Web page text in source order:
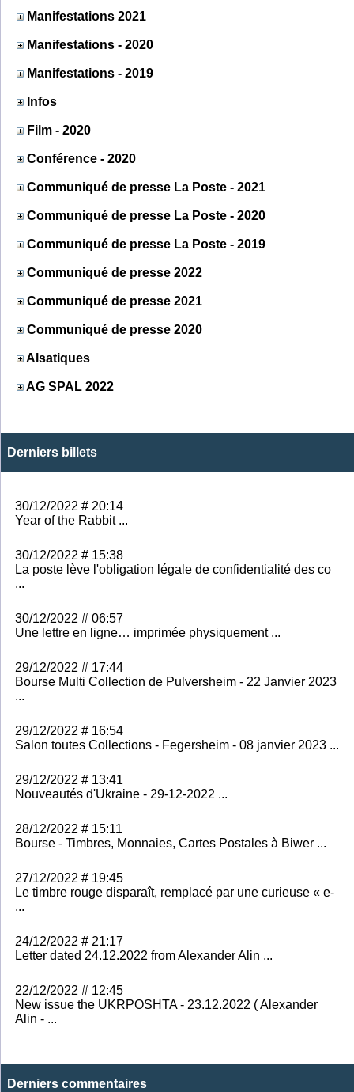
Manifestations 2021
Manifestations - 2020
Manifestations - 2019
Infos
Film - 2020
Conférence - 2020
Communiqué de presse La Poste - 2021
Communiqué de presse La Poste - 2020
Communiqué de presse La Poste - 2019
Communiqué de presse 2022
Communiqué de presse 2021
Communiqué de presse 2020
Alsatiques
AG SPAL 2022
Derniers billets
30/12/2022 # 20:14
Year of the Rabbit ...
30/12/2022 # 15:38
La poste lève l'obligation légale de confidentialité des co
...
30/12/2022 # 06:57
Une lettre en ligne… imprimée physiquement ...
29/12/2022 # 17:44
Bourse Multi Collection de Pulversheim - 22 Janvier 2023
...
29/12/2022 # 16:54
Salon toutes Collections - Fegersheim - 08 janvier 2023 ...
29/12/2022 # 13:41
Nouveautés d'Ukraine - 29-12-2022 ...
28/12/2022 # 15:11
Bourse - Timbres, Monnaies, Cartes Postales à Biwer ...
27/12/2022 # 19:45
Le timbre rouge disparaît, remplacé par une curieuse « e-
...
24/12/2022 # 21:17
Letter dated 24.12.2022 from Alexander Alin ...
22/12/2022 # 12:45
New issue the UKRPOSHTA - 23.12.2022 ( Alexander
Alin - ...
Derniers commentaires